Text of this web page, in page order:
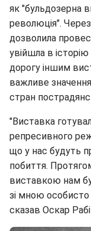
як "бульдозерна
революція".
дозволила
увійшла в
дорогу іншим
важливе
стран
"Виставка
репресивного
що у нас будуть
побиття.
виставкою нам
зі мною
сказав Оскар